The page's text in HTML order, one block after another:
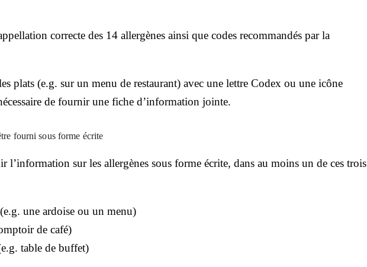
correcte des 14 allergènes ainsi que codes recommandés par la
plats (e.g. sur un menu de restaurant) avec une lettre Codex ou une icône
de fournir une fiche d’information jointe.
fourni sous forme écrite
l’information sur les allergènes sous forme écrite, dans au moins un de ces trois
une ardoise ou un menu)
de café)
table de buffet)